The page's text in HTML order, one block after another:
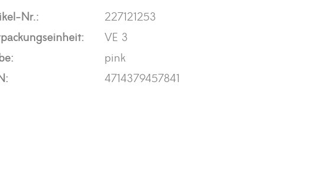
Nr.:
227121253
VE 3
pink
4714379457841